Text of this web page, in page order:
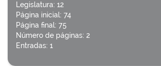
Legislatura: 12
Página inicial: 74
Página final: 75
Número de páginas: 2
Entradas: 1